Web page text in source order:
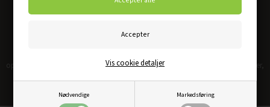
Nødvendige Markedsføring
Vis cookie detaljer
Faguddannet kundeservice
oparbejdet en stor viden indenfor området. Vi tillader os at kalde os specialister,